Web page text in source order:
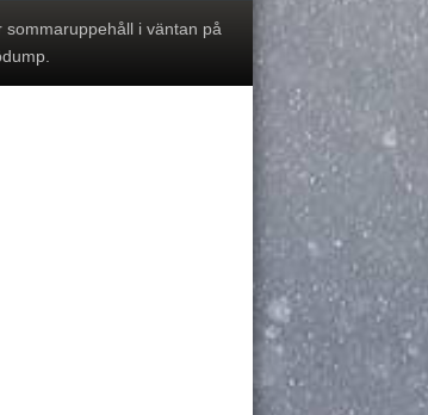
sommaruppehåll i väntan på